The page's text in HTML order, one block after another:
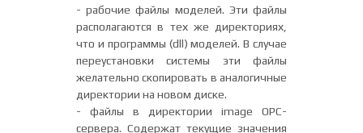
- рабочие файлы моделей. Эти файлы
располагаются в тех же директориях,
что и программы (dll) моделей. В случае
переустановки системы эти файлы
желательно скопировать в аналогичные
директории на новом диске.
- файлы в директории image OPC-
сервера. Содержат текущие значения